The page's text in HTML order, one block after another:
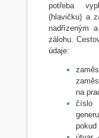
potřeba
(hlavičku) a
nadřízeným
zálohu.
údaje:
na
číslo
pokud